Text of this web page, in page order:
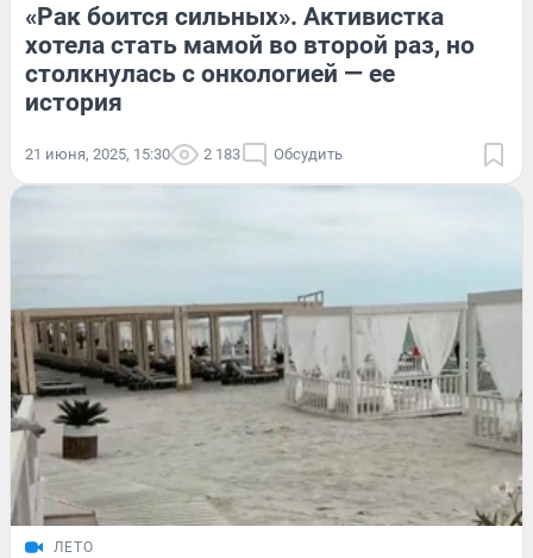
«Рак боится сильных». Активистка
хотела стать мамой во второй раз, но
столкнулась с онкологией — ее
история
21 июня, 2025, 15:30 2 183 Обсудить
ЛЕТО